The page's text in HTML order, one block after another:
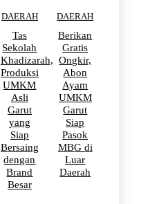
DAERAH
Tas
Sekolah
Khadizarah,
Produksi
UMKM
Asli
Garut
yang
Siap
Bersaing
dengan
Brand
Besar
DAERAH
Berikan
Gratis
Ongkir,
Abon
Ayam
UMKM
Garut
Siap
Pasok
MBG di
Luar
Daerah